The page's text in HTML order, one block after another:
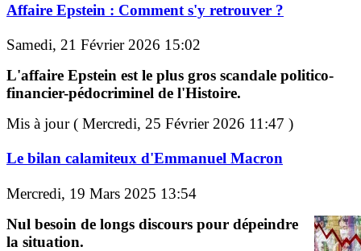
Affaire Epstein : Comment s'y retrouver ?
Samedi, 21 Février 2026 15:02
L'affaire Epstein est le plus gros scandale politico-
financier-pédocriminel de l'Histoire.
Mis à jour ( Mercredi, 25 Février 2026 11:47 )
Le bilan calamiteux d'Emmanuel Macron
Mercredi, 19 Mars 2025 13:54
Nul besoin de longs discours pour dépeindre
la situation.